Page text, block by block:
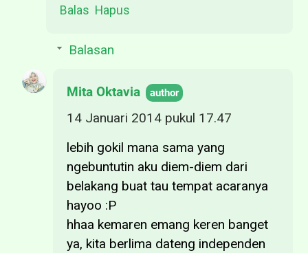
Balas Hapus
Balasan
Mita Oktavia
14 Januari 2014 pukul 17.47
lebih gokil mana sama yang
ngebuntutin aku diem-diem dari
belakang buat tau tempat acaranya
hayoo :P
hhaa kemaren emang keren banget
ya, kita berlima dateng independen